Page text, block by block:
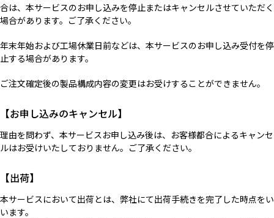
合は、本サービスのお申し込みを停止またはキャンセルさせていただく
場合があります。ご了承ください。
年末年始および工場休業日前などは、本サービスのお申し込み受付を停
止する場合があります。
ご注文確定後の製品構成内容の変更はお受けすることができません。
【お申し込みのキャンセル】
理由を問わず、本サービスお申し込み後は、お客様都合によるキャンセ
ルはお受けいたしておりません。ご了承ください。
【出荷】
本サービスにおいて出荷とは、弊社にて出荷手続きを完了した時点をい
います。